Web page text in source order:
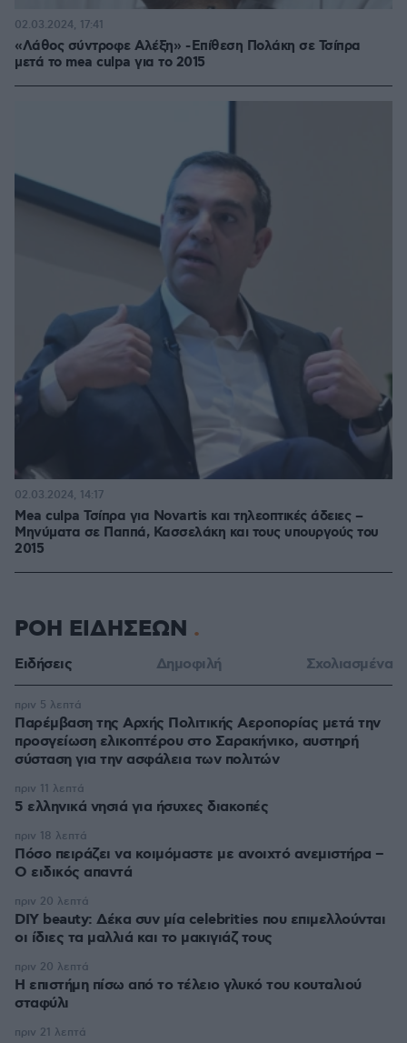
«Λάθος σύντροφε Αλέξη» - Επίθεση Πολάκη σε Τσίπρα
μετά το mea culpa για το 2015
02.03.2024, 17:41
Mea culpa Τσίπρα για Novartis και τηλεοπτικές άδειες –
Mηνύματα σε Παππά, Κασσελάκη και τους υπουργούς του
2015
02.03.2024, 14:17
ΡΟΗ ΕΙΔΗΣΕΩΝ
Ειδήσεις Δημοφιλή Σχολιασμένα
Παρέμβαση της Αρχής Πολιτικής Αεροπορίας μετά την
προσγείωση ελικοπτέρου στο Σαρακήνικο, αυστηρή
σύσταση για την ασφάλεια των πολιτών
πριν 5 λεπτά
5 ελληνικά νησιά για ήσυχες διακοπές
πριν 11 λεπτά
Πόσο πειράζει να κοιμόμαστε με ανοιχτό ανεμιστήρα –
Ο ειδικός απαντά
πριν 18 λεπτά
DIY beauty: Δέκα συν μία celebrities που επιμελλούνται
οι ίδιες τα μαλλιά και το μακιγιάζ τους
πριν 20 λεπτά
Η επιστήμη πίσω από το τέλειο γλυκό του κουταλιού
σταφύλι
πριν 20 λεπτά
πριν 21 λεπτά